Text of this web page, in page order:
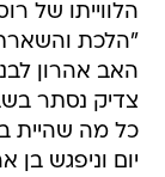
הלווייתו של
"הלכת
האב אהרון
צדיק נסתר
יום וניפגש בן